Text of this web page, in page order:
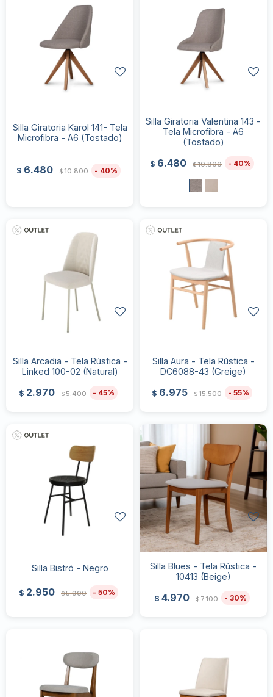
Silla Giratoria Karol 141- Tela
Microfibra - A6 (Tostado)
$ 6.480 $10.800 40
Silla Giratoria Valentina 143 -
Tela Microfibra - A6
(Tostado)
$ 6.480 $10.800 40
Silla Arcadia - Tela Rústica -
Linked 100-02 (Natural)
$ 2.970 $5.400 45
Silla Aura - Tela Rústica -
DC6088-43 (Greige)
$ 6.975 $15.500 55
Silla Bistró - Negro
$ 2.950 $5.900 50
Silla Blues - Tela Rústica -
10413 (Beige)
$ 4.970 $7.100 30